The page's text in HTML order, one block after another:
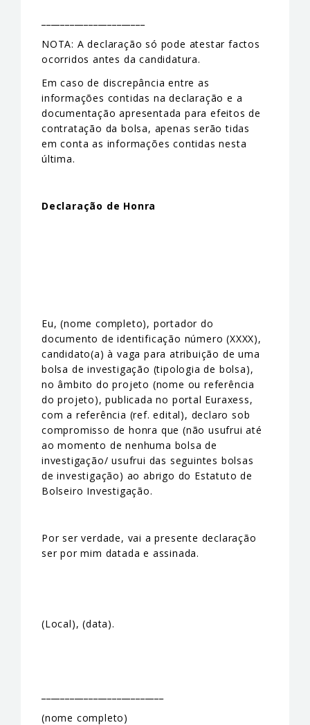
NOTA: A declaração só pode atestar factos
ocorridos antes da candidatura.
Em caso de discrepância entre as
informações contidas na declaração e a
documentação apresentada para efeitos de
contratação da bolsa, apenas serão tidas
em conta as informações contidas nesta
última.
Declaração de Honra
Eu, (nome completo), portador do
documento de identificação número (XXXX),
candidato(a) à vaga para atribuição de uma
bolsa de investigação (tipologia de bolsa),
no âmbito do projeto (nome ou referência
do projeto), publicada no portal Euraxess,
com a referência (ref. edital), declaro sob
compromisso de honra que (não usufrui até
ao momento de nenhuma bolsa de
investigação/ usufrui das seguintes bolsas
de investigação) ao abrigo do Estatuto de
Bolseiro Investigação.
Por ser verdade, vai a presente declaração
ser por mim datada e assinada.
(Local), (data).
(nome completo)